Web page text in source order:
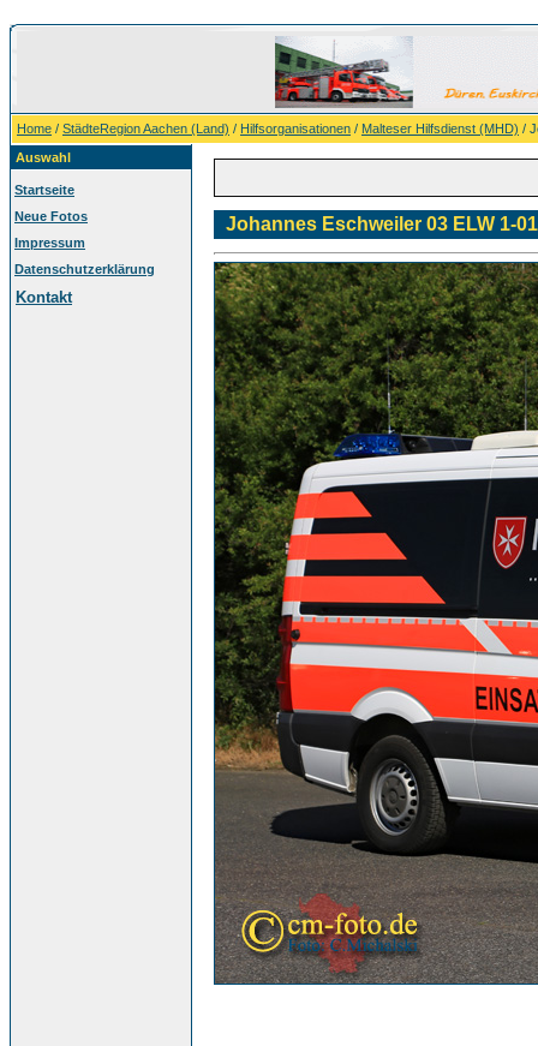
Home / StädteRegion Aachen (Land) / Hilfsorganisationen / Malteser Hilfsdienst (MHD) /
Auswahl
Startseite
Neue Fotos
Impressum
Datenschutzerklärung
Kontakt
Johannes Eschweiler 03 ELW 1-01